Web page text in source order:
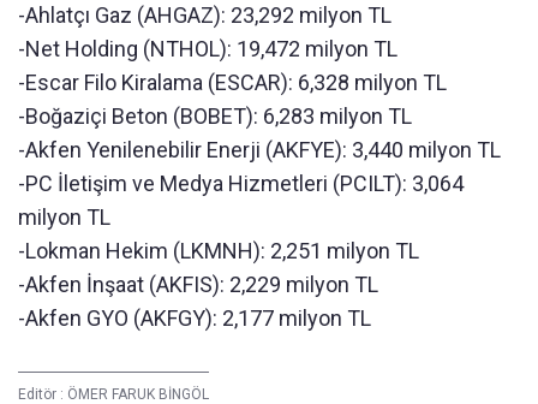
-Ahlatçı Gaz (AHGAZ): 23,292 milyon TL
-Net Holding (NTHOL): 19,472 milyon TL
-Escar Filo Kiralama (ESCAR): 6,328 milyon TL
-Boğaziçi Beton (BOBET): 6,283 milyon TL
-Akfen Yenilenebilir Enerji (AKFYE): 3,440 milyon TL
-PC İletişim ve Medya Hizmetleri (PCILT): 3,064
milyon TL
-Lokman Hekim (LKMNH): 2,251 milyon TL
-Akfen İnşaat (AKFIS): 2,229 milyon TL
-Akfen GYO (AKFGY): 2,177 milyon TL
Editör : ÖMER FARUK BİNGÖL